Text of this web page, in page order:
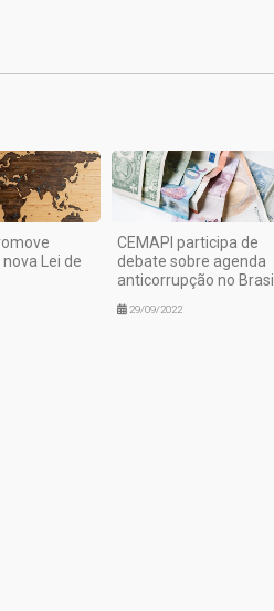
Lei de
CEMAPI participa de
debate sobre agenda
anticorrupção no Brasil
29/09/2022